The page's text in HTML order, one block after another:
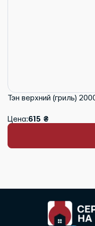
Тэн верхний (гриль)
Цена:615 ₴